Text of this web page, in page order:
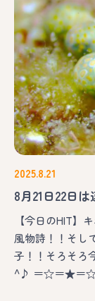
2025.8.21
8月21日22日
【今日のHIT】
風物詩！！そし
子！！そろそろ
^♪ ＝☆＝★＝